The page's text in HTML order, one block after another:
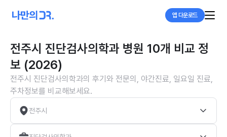
앱 다운로드
전주시 진단검사의학과 병원 10개 비교 정
보 (2026)
전주시 진단검사의학과의 후기와 전문의, 야간진료, 일요일 진료,
주차정보를 비교해보세요.
전주시